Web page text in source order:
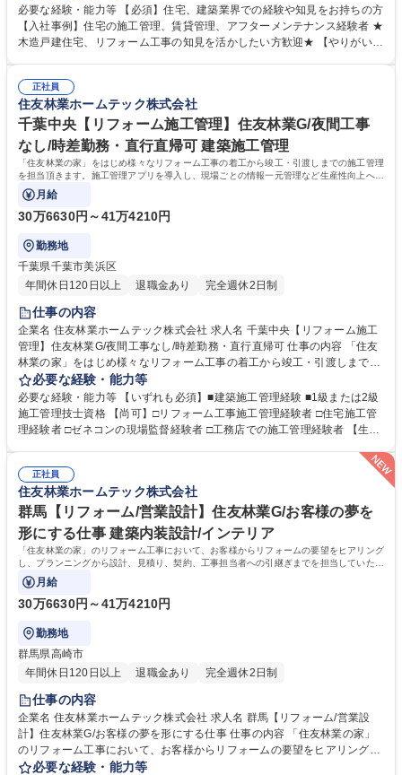
な巡回・点検業務を担当していただきます。 【具体的には】■定期点検：
お客様宅を訪問し、建物全体の点検を実施します(点検数：月に20～23件)
■臨時点検：不具合の発生時お客様からの連絡に対し、訪問のうえ点検(1
のさまざまな相談に乗りながら家に関する悩みの解決をサポート頂きま
す。≪変更の範囲：会社の定める業務≫ 募集職種 吉祥寺【「住友林業の
家」アフターメンテナンス】お客様の快適な暮らしへ
必要な経験・能力等 【必須】住宅、建築業界での経験や知見をお持ちの方
【入社事例】住宅の施工管理、賃貸管理、アフターメンテナンス経験者 ★
木造戸建住宅、リフォーム工事の知見を活かしたい方歓迎★ 【やりがい】
ることがやりがいです。 【教育制度】入社後は配属先にてOJTを行いま
す。その後も、フォロー研修や社内資格取得に向けた研修もありますの
で、職種未経験の方も安心して就業いただけます。 学歴・資格 学歴：大
学院 大学 高専 短大 専修学校 高校 語学力： 資格：第一種運転免許普通自
動車
正社員
住友林業ホームテック株式会社
千葉中央【リフォーム施工管理】住友林業G/夜間工事
なし/時差勤務・直行直帰可 建築施工管理
「住友林業の家」をはじめ様々なリフォーム工事の着工から竣工・引渡しまでの施工管理
を担当頂きます。施工管理アプリを導入し、現場ごとの情報一元管理など生産性向上への
取り組みも積極的に行っています。
月給
30万6630円～41万4210円
勤務地
千葉県千葉市美浜区
年間休日120日以上
退職金あり 完全週休2日制
仕事の内容
企業名 住友林業ホームテック株式会社 求人名 千葉中央【リフォーム施工
管理】住友林業G/夜間工事なし/時差勤務・直行直帰可 仕事の内容 「住友
林業の家」をはじめ様々なリフォーム工事の着工から竣工・引渡しまでの
施工管理を担当頂きます。施工管理アプリを導入し、現場ごとの情報一元
管理など生産性向上への取り組みも積極的に行っています。 【仕事の流
れ】(1)リフォームエンジニアから工事内容の引継ぎ(2)工事着工準備(予算
作成・工事発注手配・工程確認)(3)着工(4)工事管理(工程・安全・品質・原
家：木造一戸建て(外装、水廻り設備の交換、内装リフォーム等小・中規
模工事が中心)■一般物件：戸建てやマンション、店舗等(間取り変更を含む
大規模な案件が中心)≪変更の範囲：会社の定める業務≫ 募集職種 千葉中
央【リフォーム施工管理】住友林業G/夜間工事なし/時差勤務・直行直帰可
必要な経験・能力等
必要な経験・能力等 【いずれも必須】■建築施工管理経験 ■1級または2級
施工管理技士資格 【尚可】□リフォーム工事施工管理経験者 □住宅施工管
理経験者 □ゼネコンの現場監督経験者 □工務店での施工管理経験者 【生産
アプリ「Kizuku」を導入し、スマホやタブレットで現場毎の情報一元管理
を実施しています。（トーク機能で連絡や変更・修正内容の伝達、図面共
有、入退場管理、写真管理、作業報告書作成、作業完了報告など）また、
現場カメラ設置。事務所にいながら現場の状況を確認することも可能で
す。 学歴・資格 学歴：大学院 大学 高専 短大 専修学校 高校 語学力： 資
格：
正社員
住友林業ホームテック株式会社
群馬【リフォーム/営業設計】住友林業G/お客様の夢を
形にする仕事 建築内装設計/インテリア
「住友林業の家」のリフォーム工事において、お客様からリフォームの要望をヒアリング
し、プランニングから設計、見積り、契約、工事担当者への引継ぎまでを担当していただ
きます。
月給
30万6630円～41万4210円
勤務地
群馬県高崎市
年間休日120日以上
退職金あり 完全週休2日制
仕事の内容
企業名 住友林業ホームテック株式会社 求人名 群馬【リフォーム/営業設
計】住友林業G/お客様の夢を形にする仕事 仕事の内容 「住友林業の家」
のリフォーム工事において、お客様からリフォームの要望をヒアリング
し、プランニングから設計、見積り、契約、工事担当者への引継ぎまでを
必要な経験・能力等